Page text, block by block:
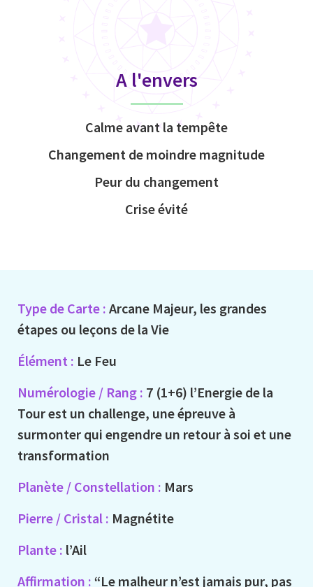
A l'envers
Calme avant la tempête
Changement de moindre magnitude
Peur du changement
Crise évité
Type de Carte : Arcane Majeur, les grandes
étapes ou leçons de la Vie
Élément : Le Feu
Numérologie / Rang : 7 (1+6) l’Energie de la
Tour est un challenge, une épreuve à
surmonter qui engendre un retour à soi et une
transformation
Planète / Constellation : Mars
Pierre / Cristal : Magnétite
Plante : l’Ail
Affirmation : “Le malheur n’est jamais pur, pas